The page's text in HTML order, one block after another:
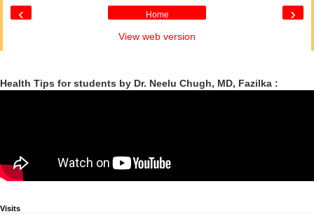
‹ ›
Home
View web version
Health Tips for students by Dr. Neelu Chugh, MD, Fazilka :
Visits